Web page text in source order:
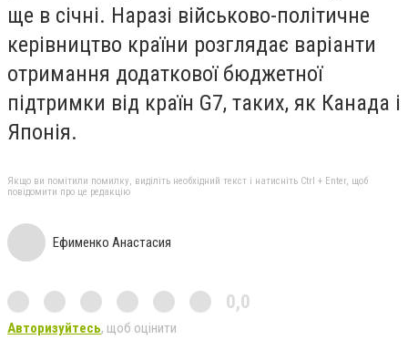
ще в січні. Наразі військово-політичне
керівництво країни розглядає варіанти
отримання додаткової бюджетної
підтримки від країн G7, таких, як Канада і
Японія.
Якщо ви помітили помилку, виділіть необхідний текст і натисніть Ctrl + Enter, щоб
повідомити про це редакцію
Ефименко Анастасия
0,0
Авторизуйтесь, щоб оцінити